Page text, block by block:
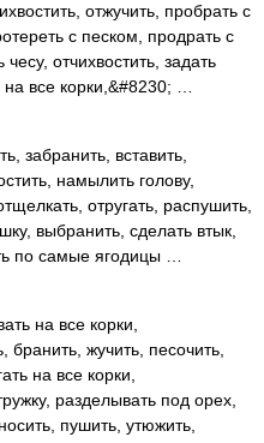
отжучить, пробрать с
с песком, продрать с
отчихвостить, задать
на все корки,&#8230; …
забранить, вставить,
намылить голову,
отругать, распушить,
выбранить, сделать втык,
по самые ягодицы …
на все корки,
бранить, жучить, песочить,
на все корки,
разделывать под орех,
пушить, утюжить,